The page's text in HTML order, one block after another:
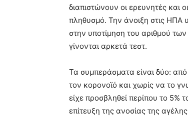
διαπιστώνουν οι ερευνητές και
πληθυσμό. Την άνοιξη στις ΗΠΑ
στην υποτίμηση του αριθμού
γίνονται αρκετά τεστ.
Τα συμπεράσματα είναι δύο:
τον κορονοϊό και χωρίς να το
είχε προσβληθεί περίπου το
επίτευξη της ανοσίας της